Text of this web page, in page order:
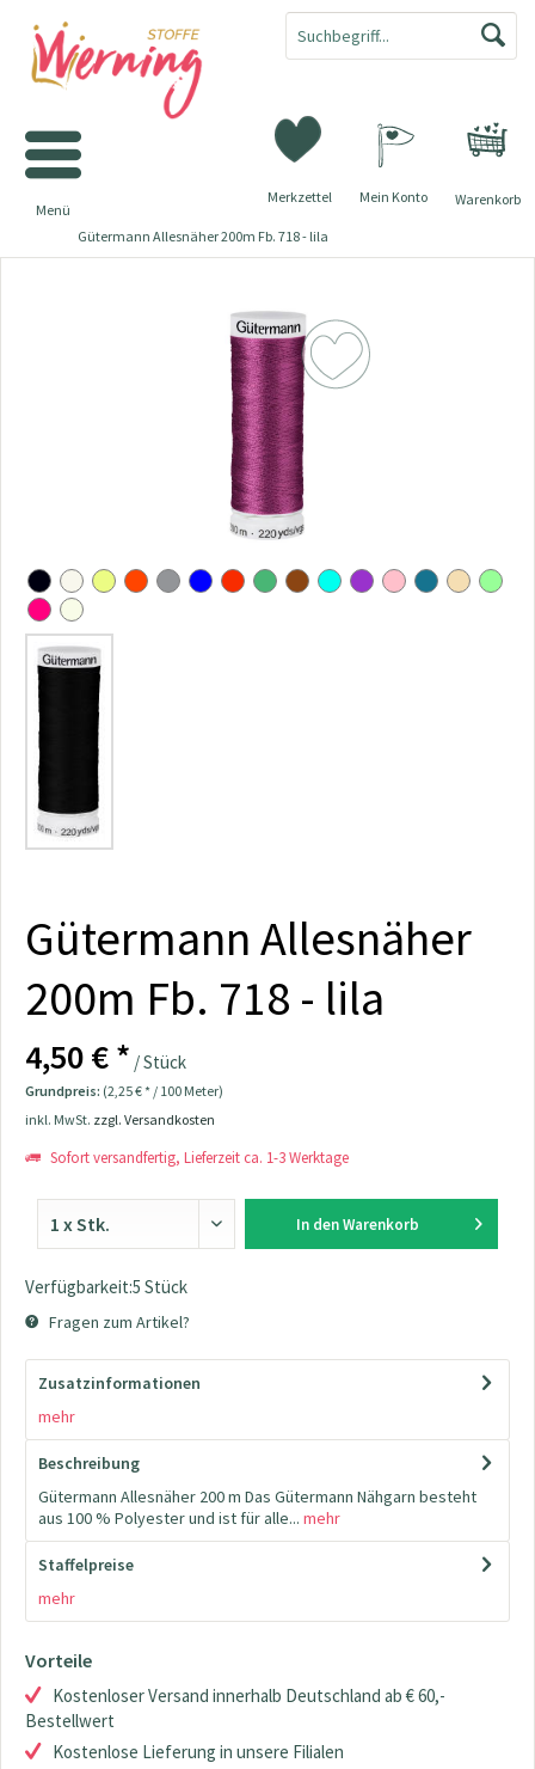
Warenkorb
Merkzettel Mein Konto
Menü
Gütermann Allesnäher 200m Fb. 718 - lila
Gütermann Allesnäher
200m Fb. 718 - lila
4,50 € * / Stück
Grundpreis: (2,25 € * / 100 Meter)
inkl. MwSt. zzgl. Versandkosten
Sofort versandfertig, Lieferzeit ca. 1-3 Werktage
In den Warenkorb
Verfügbarkeit:5 Stück
Fragen zum Artikel?
Zusatzinformationen
mehr
Beschreibung
Gütermann Allesnäher 200 m Das Gütermann Nähgarn besteht
aus 100 % Polyester und ist für alle... mehr
Staffelpreise
mehr
Vorteile
Kostenloser Versand innerhalb Deutschland ab € 60,-
Bestellwert
Kostenlose Lieferung in unsere Filialen